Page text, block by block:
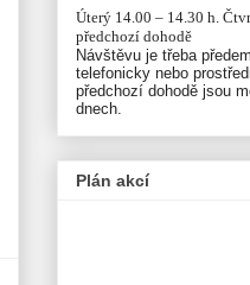
Úterý 14.00 – 14.30 h.
předchozí dohodě
Návštěvu je třeba
telefonicky nebo
předchozí dohodě jsou
dnech.
Plán akcí